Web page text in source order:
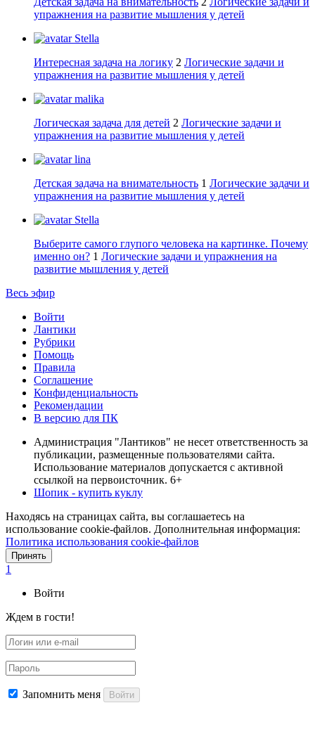
упражнения на развитие мышления у детей
Stella
Интересная задача на логику 2 Логические задачи и
упражнения на развитие мышления у детей
malika
Логическая задача для детей 2 Логические задачи и
упражнения на развитие мышления у детей
lina
Детская задача на внимательность 1 Логические задачи и
упражнения на развитие мышления у детей
Stella
Выберите самого глупого человека на картинке. Почему
именно он? 1 Логические задачи и упражнения на
развитие мышления у детей
Весь эфир
Войти
Лантики
Рубрики
Помощь
Правила
Соглашение
Конфиденциальность
Рекомендации
В версию для ПК
Администрация "Лантиков" не несет ответственность за
публикации, размещенные пользователями сайта.
Использование материалов допускается с активной
ссылкой на первоисточник. 6+
Шопик - купить куклу
Находясь на страницах сайта, вы соглашаетесь на
использование cookie-файлов. Дополнительная информация:
Политика использования cookie-файлов
Принять
1
Войти
Ждем в гости!
Запомнить меня Войти